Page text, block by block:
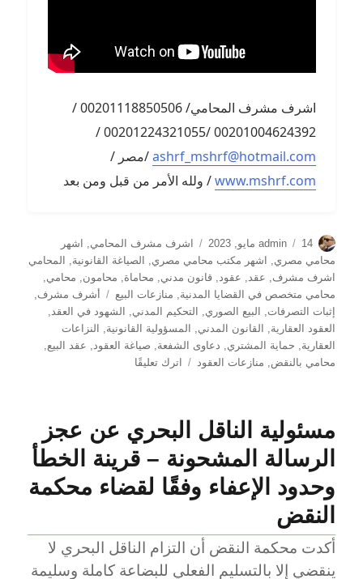
اشرف مشرف المحامي/ 00201118850506 /
00201004624392 /00201224321055 /
ashrf_mshrf@hotmail.com/مصر /
www.mshrf.com/ ولله الأمر من قبل ومن بعد
الكاتبadmin
نُشرت
في
14 مايو, 2023 التصنيفات
اشرف مشرف المحامي,
اشهر
محامي مصري, اشهر مكتب محامي مصري, الصياغة القانونية,
المحامي
اشرف مشرف, عقد, عقود,قانون مدني, محاماة, محامون, محامي,
محامي متخصص في القضايا المدنية, منازعات البيع الوسوم
أشرف مشرف,
إثبات التصرفات, البيع الصوري, التحكيم المدني, الشهود في العقد,
العقود العقارية, القانون المدني, المسؤولية القانونية,
النزاعات
العقارية, حماية المشتري, دعاوى الشفعة, صياغة العقود, عقد البيع,
محامي بالنقض, منازعات العقود اترك تعليقًا
ضروري
في
عقد
البيع؟
–
قانونية
ونظرة
عملية
مسئولية الناقل البحري عن عجز
الرسالة المشحونة – قرينة الخطأ
وحدود الإعفاء وفقًا لقضاء محكمة
النقض
أكدت محكمة النقض أن التزام الناقل البحري لا
ينقضي إلا بالتسليم الفعلي للبضاعة كاملة وسليمة